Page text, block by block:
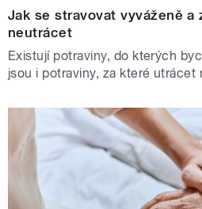
Jak se stravovat vyváženě a
neutrácet
Existují potraviny, do kterých
jsou i potraviny, za které utrácet